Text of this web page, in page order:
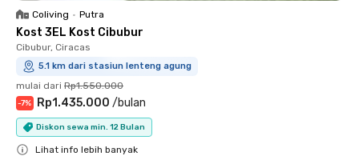
Coliving • Putra
Kost 3EL Kost Cibubur
Cibubur, Ciracas
5.1 km dari stasiun lenteng agung
mulai dari Rp1.550.000
-7% Rp1.435.000 /bulan
Diskon sewa min. 12 Bulan
Lihat info lebih banyak